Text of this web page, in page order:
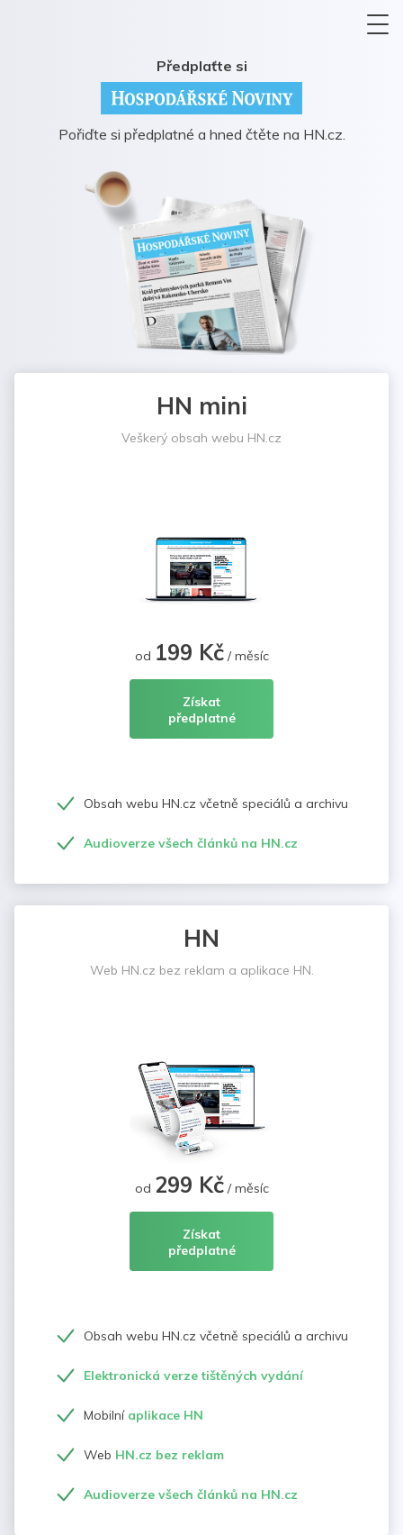
Předplaťte si
Pořiďte si předplatné a hned čtěte na HN.cz.
HN mini
Veškerý obsah webu HN.cz
od 199 Kč/ měsíc
Získat
předplatné
Obsah webu HN.cz včetně speciálů a archivu
Audioverze všech článků na HN.cz
HN
Web HN.cz bez reklam a aplikace HN.
od 299 Kč/ měsíc
Získat
předplatné
Obsah webu HN.cz včetně speciálů a archivu
Elektronická verze tištěných vydání
Mobilní aplikace HN
Web HN.cz bez reklam
Audioverze všech článků na HN.cz